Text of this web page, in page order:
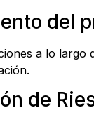
del
a lo largo
de